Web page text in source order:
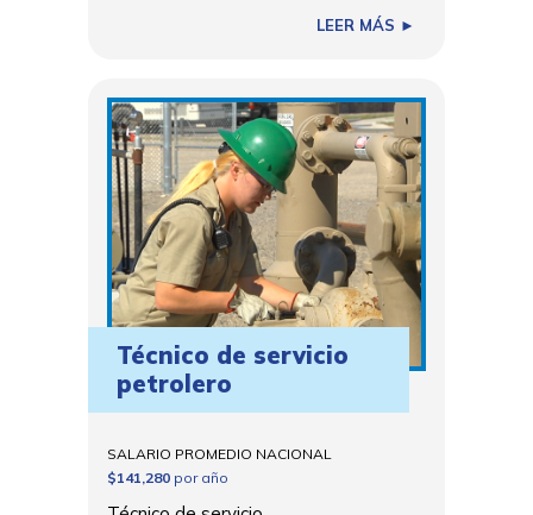
LEER MÁS ►
Técnico de servicio
petrolero
SALARIO PROMEDIO NACIONAL
$141,280 por año